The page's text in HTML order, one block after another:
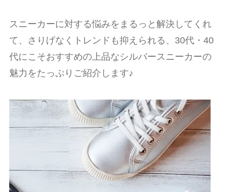
スニーカーに対する悩みをまるっと解決してくれ
て、さりげなくトレンドも抑えられる、30代・40
代にこそおすすめの上品なシルバースニーカーの
魅力をたっぷりご紹介します♪